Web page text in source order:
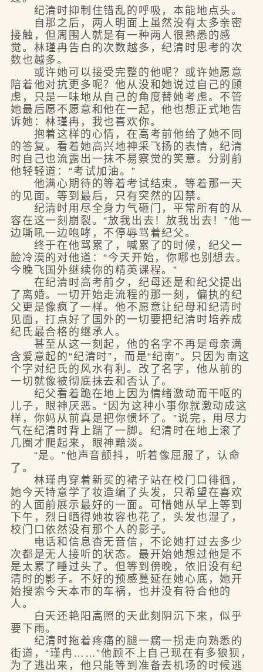
纪清时抑制住错乱的呼吸，本能地点头。
自那之后，两人明面上虽然没有太多亲密
接触，但周围人就是有一种两人很熟悉的感
觉。林瑾冉告白的次数越多，纪清时思考的次
数也越多。
或许她可以接受完整的他呢？或许她愿意
陪着他对抗更多呢？他从没和她说过自己的顾
虑，只是一味地从自己的角度替她考虑。不管
她最后愿不愿意和他在一起，他也想正式地告
诉她：林瑾冉，我也喜欢你。
抱着这样的心情，在高考前他给了她不同
的答复。看着她高兴地神采飞扬的表情，纪清
时自己也流露出一抹不易察觉的笑意。分别前
他轻轻道：“考试加油。”
他满心期待的等着考试结束，等着那一天
的见面。等到最后，只有突然的囚禁。
纪清时用尽全身力气砸门，平常所有的从
容在这一刻崩裂。“放我出去！放我出去！”他一
边嘶吼一边咆哮，不停辱骂着纪父。
终于在他骂累了，喊累了的时候，纪父一
脸冷漠的对他道：“今天开始，你哪也别想去。
今晚飞国外继续你的精英课程。”
在纪清时高考前夕，纪母还是和纪父提出
了离婚。一切开始走流程的那一刻，偏执的纪
父更是像疯了一样。他不愿意让纪母和纪清时
见面，打点好了国外的一切要把纪清时培养成
纪氏最合格的继承人。
甚至从这一刻起，他的名字不再是母亲满
含爱意起的“纪清时”，而是“纪南”。只因为南这
个字对纪氏的风水有利。改了名字，他从前的
一切就像被彻底抹去和否认了。
纪父看着跪在地上因为情绪激动而干呕的
儿子，眼神厌恶。“因为这种小事你就激动成这
样，你妈从前真是把你惯坏了。”说完，用尽力
气在纪清时背上踹了一脚。纪清时在地上滚了
几圈才爬起来，眼神黯淡。
“是。”他声音颤抖，听着像屈服了，认命
了。
林瑾冉穿着新买的裙子站在校门口徘徊，
她今天特意学了妆造编了头发，只希望在喜欢
的人面前展示最好的一面。可惜她从早上等到
下午，烈日晒得她妆容也花了，头发也湿了，
校门口依然没有那个人的影子。
电话和信息杳无音信，不论她打过去多少
次都是无人接听的状态。最开始她想过他是不
是太累了睡过头了。但等到傍晚，依旧没有纪
清时的影子。不好的预感蔓延在她心底，她开
始搜索今天本市的车祸，也并没有符合他的
人。
白天还艳阳高照的天此刻阴沉下来，似乎
要下雨。
纪清时拖着疼痛的腿一瘸一拐走向熟悉的
街道，“瑾冉……”他顾不上自己现在有多狼狈，
为了逃出来，他只能等到准备去机场的时候逃